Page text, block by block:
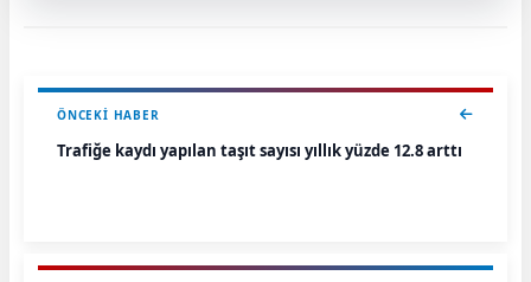
ÖNCEKI HABER
Trafiğe kaydı yapılan taşıt sayısı yıllık yüzde 12.8 arttı